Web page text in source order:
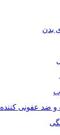
بدن
ضد عفونی کننده